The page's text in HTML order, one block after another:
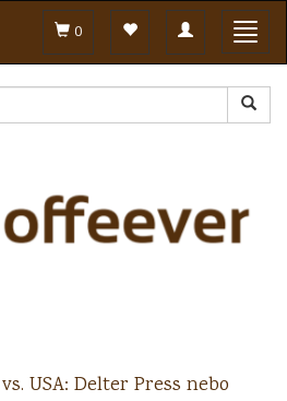
Toggle
navigation
0
USA: Delter Press nebo